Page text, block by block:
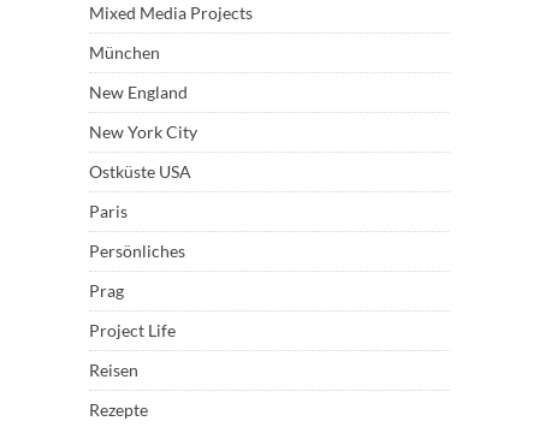
Mixed Media Projects
München
New England
New York City
Ostküste USA
Paris
Persönliches
Prag
Project Life
Reisen
Rezepte